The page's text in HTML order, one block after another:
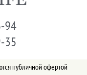
94
35
публичной офертой